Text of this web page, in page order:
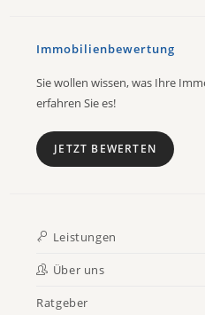
Immobilienbewertung
Sie wollen wissen, was Ihre
erfahren Sie es!
JETZT BEWERTEN
Leistungen
Über uns
Ratgeber